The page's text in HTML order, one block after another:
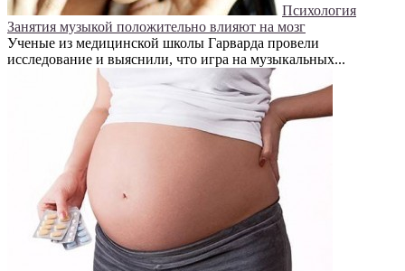
Психология
Занятия музыкой положительно влияют на мозг
Ученые из медицинской школы Гарварда провели
исследование и выяснили, что игра на музыкальных...